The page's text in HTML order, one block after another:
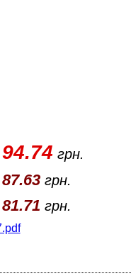
94.74 грн.
87.63грн.
81.71 грн.